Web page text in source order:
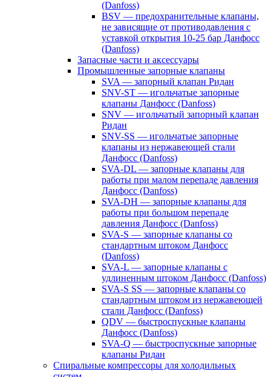
(Danfoss)
BSV — предохранительные клапаны,
не зависящие от противодавления с
уставкой открытия 10-25 бар Данфосс
(Danfoss)
Запасные части и аксессуары
Промышленные запорные клапаны
SVA — запорный клапан Ридан
SNV-ST — игольчатые запорные
клапаны Данфосс (Danfoss)
SNV — игольчатый запорный клапан
Ридан
SNV-SS — игольчатые запорные
клапаны из нержавеющей стали
Данфосс (Danfoss)
SVA-DL — запорные клапаны для
работы при малом перепаде давления
Данфосс (Danfoss)
SVA-DH — запорные клапаны для
работы при большом перепаде
давления Данфосс (Danfoss)
SVA-S — запорные клапаны со
стандартным штоком Данфосс
(Danfoss)
SVA-L — запорные клапаны с
удлиненным штоком Данфосс (Danfoss)
SVA-S SS — запорные клапаны со
стандартным штоком из нержавеющей
стали Данфосс (Danfoss)
QDV — быстроспускные клапаны
Данфосс (Danfoss)
SVA-Q — быстроспускные запорные
клапаны Ридан
Спиральные компрессоры для холодильных